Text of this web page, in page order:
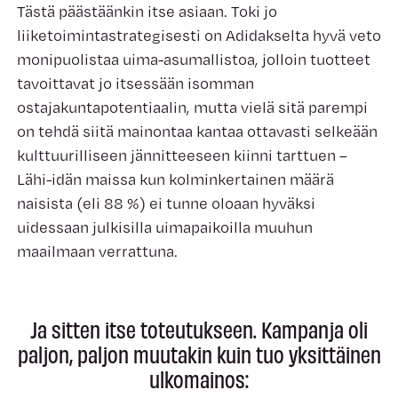
Tästä päästäänkin itse asiaan. Toki jo
liiketoimintastrategisesti on Adidakselta hyvä veto
monipuolistaa uima-asumallistoa, jolloin tuotteet
tavoittavat jo itsessään isomman
ostajakuntapotentiaalin, mutta vielä sitä parempi
on tehdä siitä mainontaa kantaa ottavasti selkeään
kulttuurilliseen jännitteeseen kiinni tarttuen –
Lähi-idän maissa kun kolminkertainen määrä
naisista (eli 88 %) ei tunne oloaan hyväksi
uidessaan julkisilla uimapaikoilla muuhun
maailmaan verrattuna.
Ja sitten itse toteutukseen. Kampanja oli
paljon, paljon muutakin kuin tuo yksittäinen
ulkomainos: